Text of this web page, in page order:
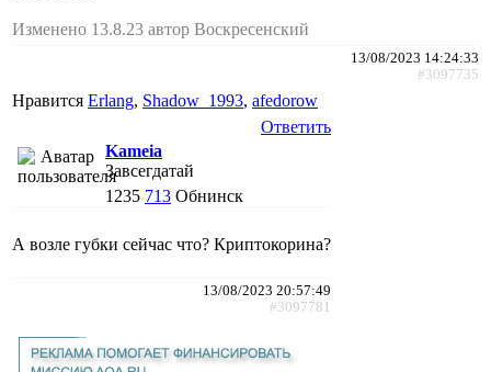
Изменено 13.8.23 автор Воскресенский
13/08/2023 14:24:33
#3097735
Нравится Erlang, Shadow_1993, afedorow
Ответить
Kameia
Завсегдатай
1235 713 Обнинск
А возле губки сейчас что? Криптокорина?
13/08/2023 20:57:49
#3097781